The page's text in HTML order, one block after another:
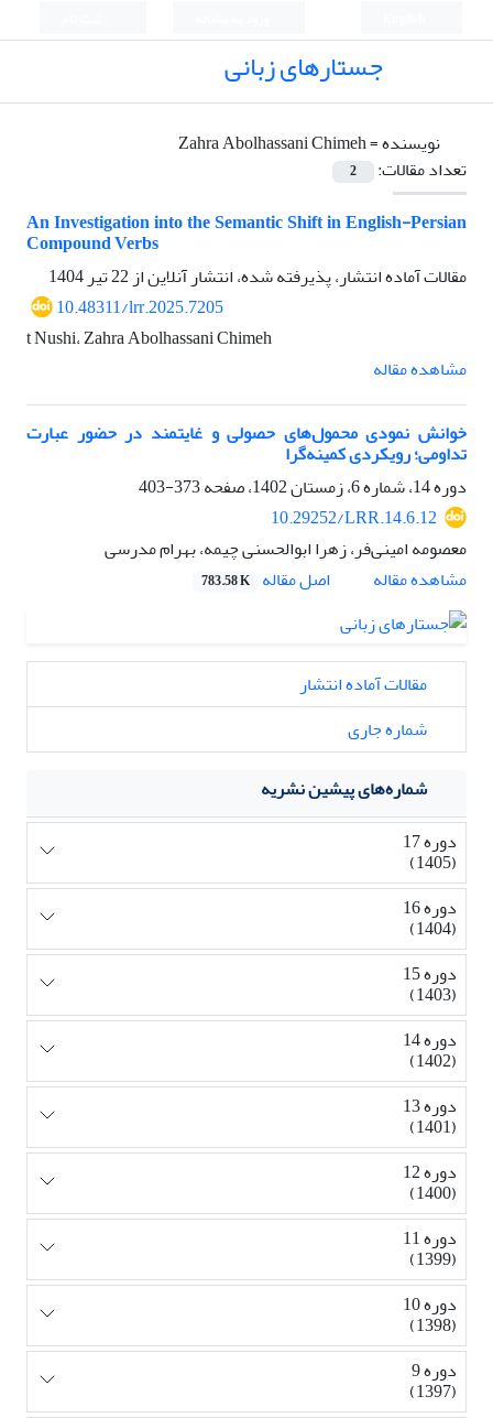
جستارهای زبانی
نویسنده =Zahra Abolhassani Chimeh
تعداد مقالات:
2
An Investigation into the Semantic Shift in English-Persian
Compound Verbs
مقالات آماده انتشار، پذیرفته شده، انتشار آنلاین از22 تیر 1404
10.48311/lrr.2025.7205
t Nushi، Zahra Abolhassani Chimeh
مشاهده مقاله
خوانش نمودی محمول‌های حصولی و غایتمند در حضور عبارت
تداومی؛ رویکردی کمینه‌گرا
دوره 14، شماره 6، زمستان 1402، صفحه
373-403
10.29252/LRR.14.6.12
معصومه امینی‌فر، زهرا ابوالحسنی چیمه، بهرام مدرسی
مشاهده مقاله
اصل مقاله 783.58 K
مقالات آماده انتشار
شماره جاری
شماره‌های پیشین نشریه
دوره 17
(1405)
دوره 16
(1404)
دوره 15
(1403)
دوره 14
(1402)
دوره 13
(1401)
دوره 12
(1400)
دوره 11
(1399)
دوره 10
(1398)
دوره 9
(1397)